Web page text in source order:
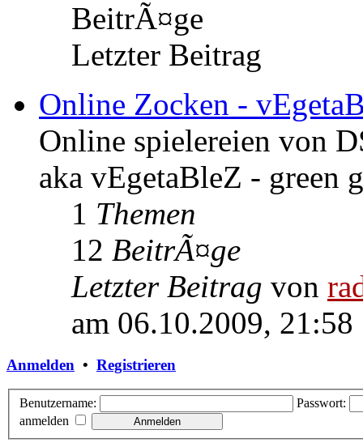
BeitrÃ¤ge
Letzter Beitrag
Online Zocken -
Online spielereien von
aka vEgetaBleZ - green
1 Themen
12 BeitrÃ¤ge
Letzter Beitrag von
am 06.10.2009, 21:58
Anmelden • Registrieren
Benutzername:
Passwort:
anmelden